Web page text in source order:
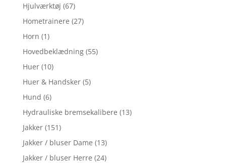
Hjulværktøj (67)
Hometrainere (27)
Horn (1)
Hovedbeklædning (55)
Huer (10)
Huer & Handsker (5)
Hund (6)
Hydrauliske bremsekalibere (13)
Jakker (151)
Jakker / bluser Dame (13)
Jakker / bluser Herre (24)